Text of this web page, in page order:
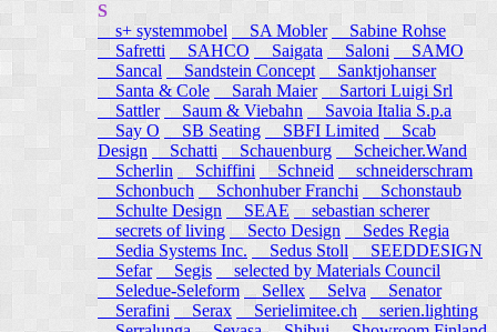
S
s+ systemmobel
SA Mobler
Sabine Rohse
Safretti
SAHCO Saigata Saloni
SAMO
Sancal
Sandstein Concept
Sanktjohanser
Santa & Cole
Sarah Maier
Sartori Luigi Srl
Sattler
Saum & Viebahn
Savoia Italia S.p.a
Say O
SB Seating SBFI Limited
Scab
Design
Schatti Schauenburg
Scheicher.Wand
Scherlin
Schiffini Schneid
schneiderschram
Schonbuch
Schonhuber Franchi
Schonstaub
Schulte Design
SEAE
sebastian scherer
secrets of living
Secto Design
Sedes Regia
Sedia Systems Inc.
Sedus Stoll
SEEDDESIGN
Sefar
Segis
selected by Materials Council
Seledue-Seleform
Sellex Selva
Senator
Serafini
Serax Serielimitee.ch
serien.lighting